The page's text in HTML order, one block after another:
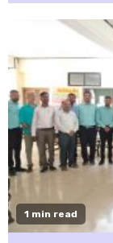
1 min read